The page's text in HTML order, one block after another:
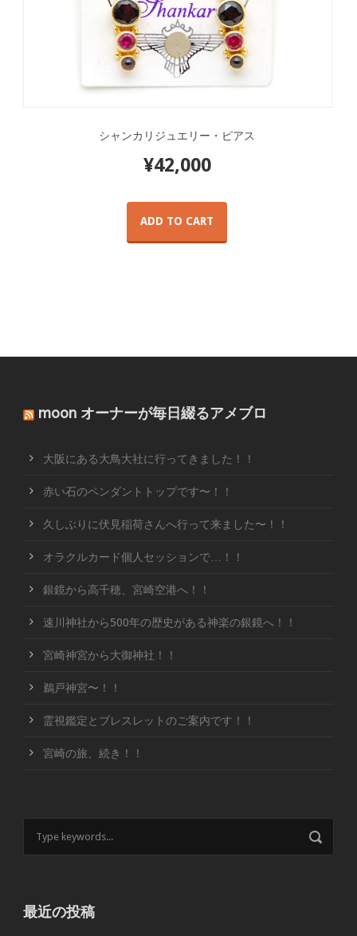
シャンカリジュエリー・ピアス
¥42,000
ADD TO CART
moon オーナーが毎日綴るアメブロ
大阪にある大鳥大社に行ってきました！！
赤い石のペンダントトップです〜！！
久しぶりに伏見稲荷さんへ行って来ました〜！！
オラクルカード個人セッションで…！！
銀鏡から高千穂、宮崎空港へ！！
速川神社から500年の歴史がある神楽の銀鏡へ！！
宮崎神宮から大御神社！！
鵜戸神宮〜！！
霊視鑑定とブレスレットのご案内です！！
宮崎の旅、続き！！
最近の投稿